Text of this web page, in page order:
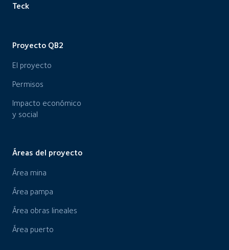
Teck
Proyecto QB2
El proyecto
Permisos
Impacto económico
y social
Áreas del proyecto
Área mina
Área pampa
Área obras lineales
Área puerto